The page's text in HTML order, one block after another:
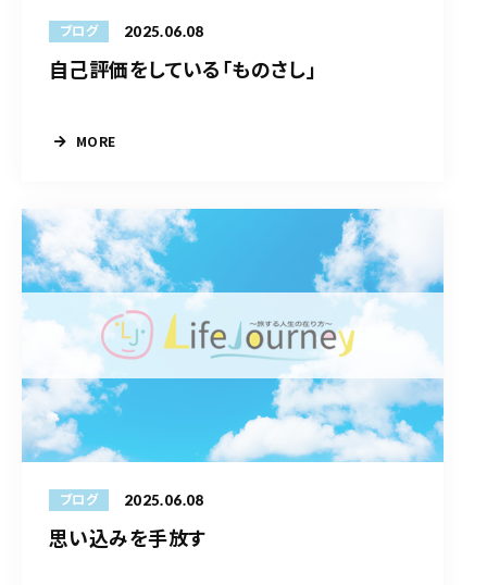
ブログ 2025.06.08
自己評価をしている「ものさし」
MORE
ブログ 2025.06.08
思い込みを手放す